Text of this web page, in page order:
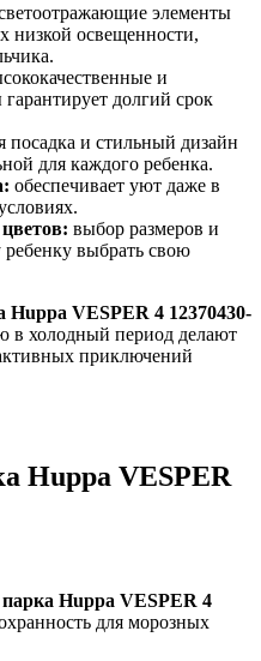
элементы
низкой освещенности,
и
долгий срок
посадка и стильный дизайн
для каждого ребенка.
обеспечивает уют даже в
выбор размеров и
ребенку выбрать свою
Huppa VESPER 4 12370430-
в холодный период делают
приключений
Huppa VESPER
Huppa VESPER 4
для морозных